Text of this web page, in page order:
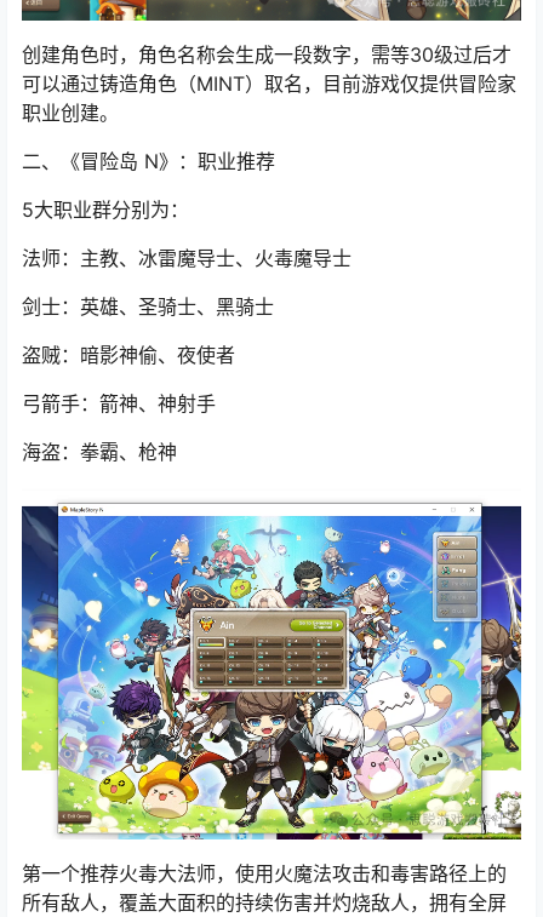
创建角色时，角色名称会生成一段数字，需等30级过后才
可以通过铸造角色（MINT）取名，目前游戏仅提供冒险家
职业创建。
二、《冒险岛 N》：职业推荐
5大职业群分别为：
法师：主教、冰雷魔导士、火毒魔导士
剑士：英雄、圣骑士、黑骑士
盗贼：暗影神偷、夜使者
弓箭手：箭神、神射手
海盗：拳霸、枪神
第一个推荐火毒大法师，使用火魔法攻击和毒害路径上的
所有敌人，覆盖大面积的持续伤害并灼烧敌人，拥有全屏